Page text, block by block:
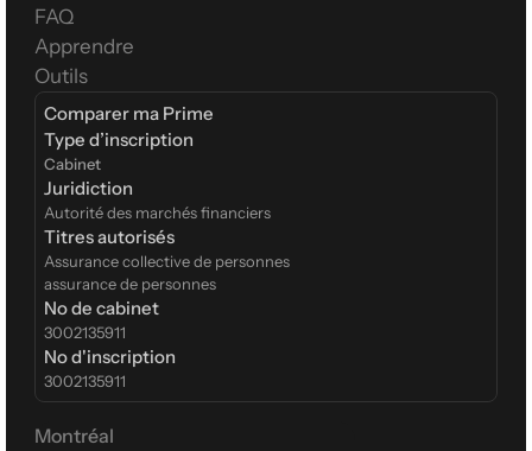
FAQ
Apprendre
Outils
Comparer ma Prime
Type d’inscription
Cabinet
Juridiction
Autorité des marchés financiers
Titres autorisés
Assurance collective de personnes
assurance de personnes
No de cabinet
3002135911
No d'inscription
3002135911
Montréal